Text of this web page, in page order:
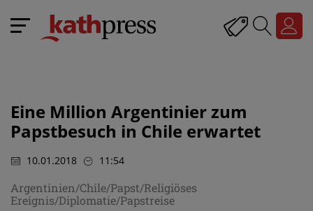
Eine Million Argentinier zum
Papstbesuch in Chile erwartet
10.01.2018 11:54
Argentinien/Chile/Papst/Religiöses
Ereignis/Diplomatie/Papstreise